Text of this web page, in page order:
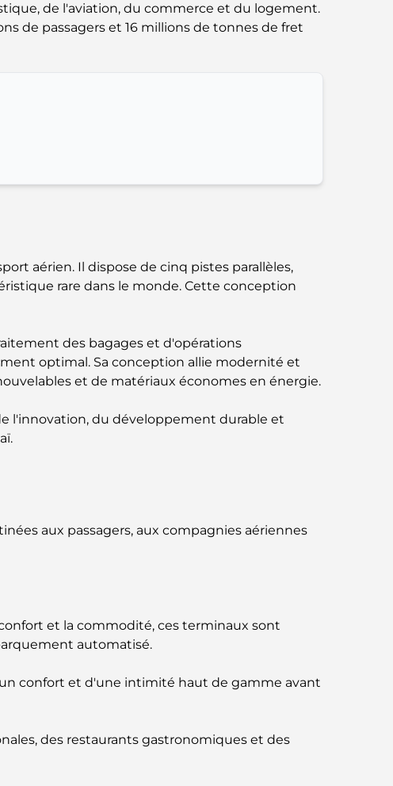
Écoles à proximité de Palm Jumeirah : un
guide complet pour les familles
Restaurants avec vue sur le Burj Al Arab :
complet 2026
Les 7 meilleures salles de sport de Dubai
Hills : le summum du fitness
Le guide ultime des restaurants
collectionneurs
guide complet pour les parents
2 : un guide pour les familles
de l'aviation, du commerce et du logement.
de passagers et 16 millions de tonnes de fret
aérien. Il dispose de cinq pistes parallèles,
rare dans le monde. Cette conception
des bagages et d'opérations
optimal. Sa conception allie modernité et
et de matériaux économes en énergie.
l'innovation, du développement durable et
aux passagers, aux compagnies aériennes
et la commodité, ces terminaux sont
automatisé.
confort et d'une intimité haut de gamme avant
des restaurants gastronomiques et des